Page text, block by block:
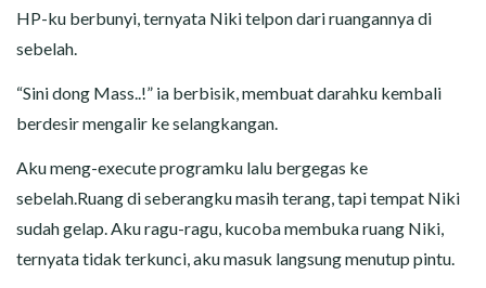
HP-ku berbunyi, ternyata Niki telpon dari ruangannya di
sebelah.
“Sini dong Mass..!” ia berbisik, membuat darahku kembali
berdesir mengalir ke selangkangan.
Aku meng-execute programku lalu bergegas ke
sebelah.Ruang di seberangku masih terang, tapi tempat Niki
sudah gelap. Aku ragu-ragu, kucoba membuka ruang Niki,
ternyata tidak terkunci, aku masuk langsung menutup pintu.